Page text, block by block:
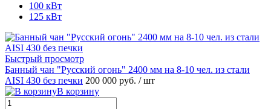
100 кВт
125 кВт
Быстрый просмотр
Банный чан "Русский огонь" 2400 мм на 8-10 чел. из стали
AISI 430 без печки 200 000 руб. / шт
В корзину